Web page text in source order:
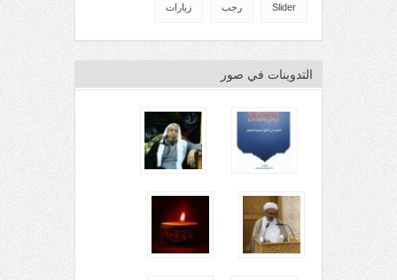
Slider رجب زيارات
التدوينات في صور